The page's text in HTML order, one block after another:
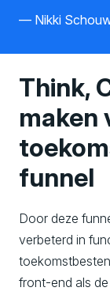
Nikki
Think,
maken
funnel
Door deze
verbeterd in
front-end als